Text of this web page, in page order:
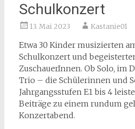
Schulkonzert
13. Mai 2023 Kastanie01
Etwa 30 Kinder musizierten
Schulkonzert und
ZuschauerInnen. Ob Solo, im
Trio – die Schülerinnen und
Jahrgangsstufen E1 bis 4
Beiträge zu einem rundum
Konzertabend.